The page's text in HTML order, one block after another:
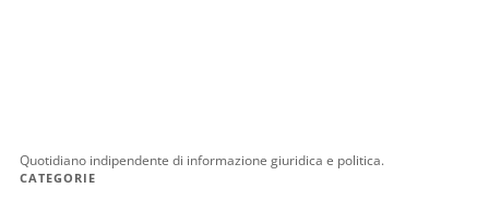
Quotidiano indipendente di informazione giuridica e politica.
CATEGORIE